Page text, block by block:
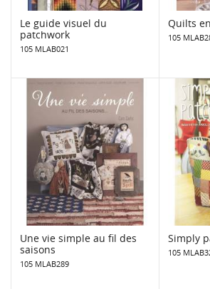
Le guide visuel du
patchwork
105 MLAB021
Quilts
105
Une vie simple au fil des
saisons
105 MLAB289
Simply
105